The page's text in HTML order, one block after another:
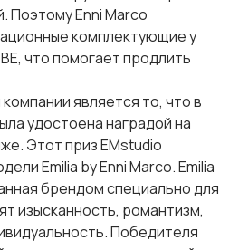
Поэтому Enni Marco
комплектующие у
что помогает продлить
является то, что в
удостоена наградой на
Этот приз EMstudio
Emilia by Enni Marco. Emilia
брендом специально для
изысканность, романтизм,
Победителя